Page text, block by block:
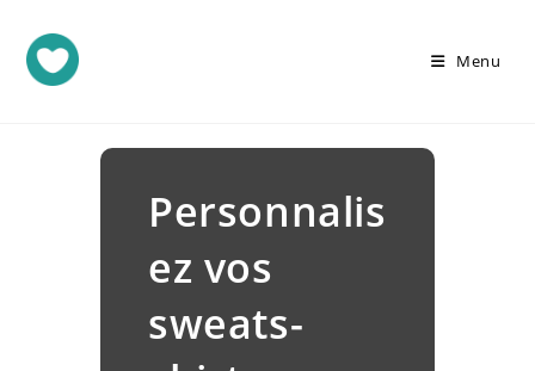
Menu
Personnalis
ez vos
sweats-